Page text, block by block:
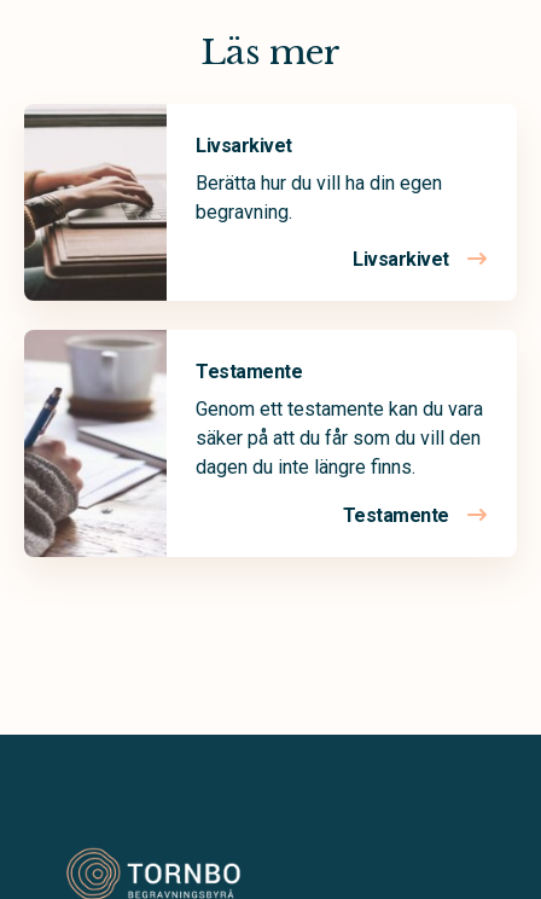
Läs mer
Livsarkivet
Berätta hur du vill ha din egen
begravning.
Livsarkivet
Testamente
Genom ett testamente kan du vara
säker på att du får som du vill den
dagen du inte längre finns.
Testamente